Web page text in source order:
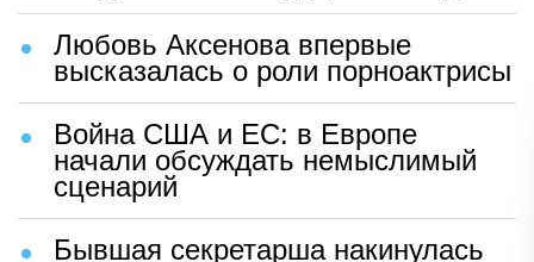
Любовь Аксенова впервые
высказалась о роли порноактрисы
Война США и ЕС: в Европе
начали обсуждать немыслимый
сценарий
Бывшая секретарша накинулась